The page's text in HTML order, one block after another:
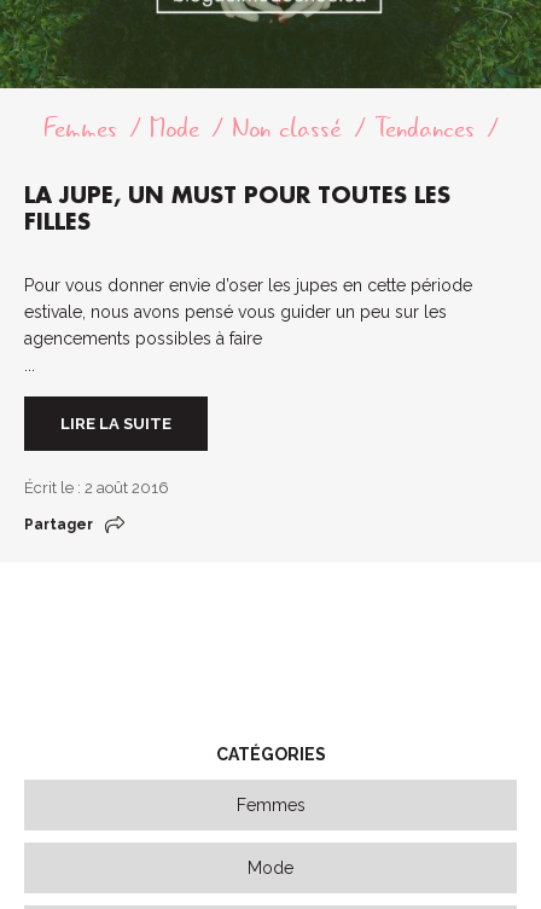
Femmes Mode Non classé Tendances
LA JUPE, UN MUST POUR TOUTES LES
FILLES
Pour vous donner envie d’oser les jupes en cette période
estivale, nous avons pensé vous guider un peu sur les
agencements possibles à faire
LIRE LA SUITE
Écrit le : 2 août 2016
Partager
CATÉGORIES
Femmes
Mode